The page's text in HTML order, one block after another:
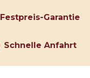
Festpreis-Garantie
Schnelle Anfahrt